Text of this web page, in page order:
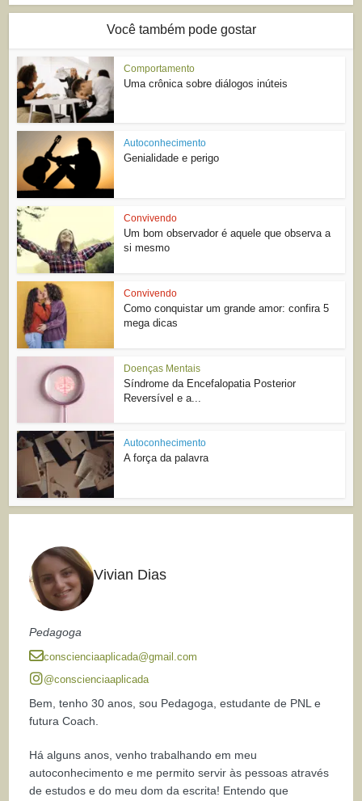
Você também pode gostar
Comportamento
Uma crônica sobre diálogos inúteis
Autoconhecimento
Genialidade e perigo
Convivendo
Um bom observador é aquele que observa a
si mesmo
Convivendo
Como conquistar um grande amor: confira 5
mega dicas
Doenças Mentais
Síndrome da Encefalopatia Posterior
Reversível e a...
Autoconhecimento
A força da palavra
Vivian Dias
Pedagoga
conscienciaaplicada@gmail.com
@conscienciaaplicada
Bem, tenho 30 anos, sou Pedagoga, estudante de PNL e
futura Coach.
Há alguns anos, venho trabalhando em meu
autoconhecimento e me permito servir às pessoas através
de estudos e do meu dom da escrita! Entendo que